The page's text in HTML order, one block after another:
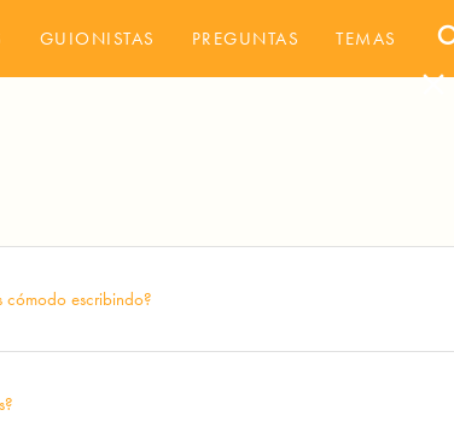
GUIONISTAS PREGUNTAS TEMAS
close
cómodo escribindo?